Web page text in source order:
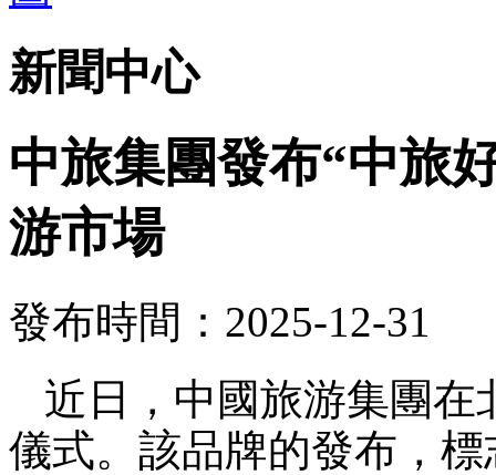
新聞中心
中旅集團發布“中旅
游市場
發布時間：2025-12-31
近日，中國旅游集團在
儀式。該品牌的發布，